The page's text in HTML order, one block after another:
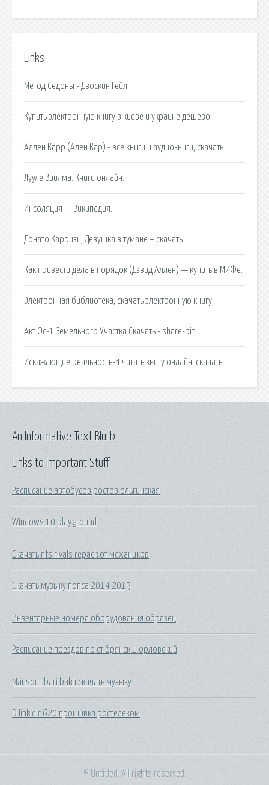
Links
Метод Седоны - Двоскин Гейл.
Купить электронную книгу в киеве и украине дешево.
Аллен Карр (Ален Кар) - все книги и аудиокниги, скачать.
Лууле Виилма. Книги онлайн.
Инсоляция — Википедия.
Донато Карризи, Девушка в тумане – скачать
Как привести дела в порядок (Дэвид Аллен) — купить в МИФе.
Электронная библиотека, скачать электронную книгу.
Акт Ос-1 Земельного Участка Скачать - share-bit.
Искажающие реальность-4 читать книгу онлайн, скачать.
Links to Important Stuff
Расписание автобусов ростов ольгинская
Windows 10 playground
Скачать nfs rivals repack от механиков
Скачать музыку попса 2014 2015
Инвентарные номера оборудования образец
Расписание поездов по ст брянск 1 орловский
Mansour bari bakh скачать музыку
D link dir 620 прошивка ростелеком
An Informative Text Blurb
© Untitled. All rights reserved.